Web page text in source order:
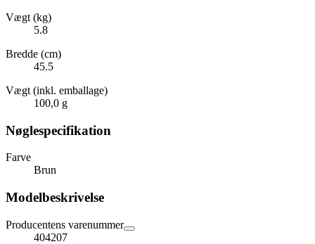
Vægt (kg)
5.8
Bredde (cm)
45.5
Vægt (inkl. emballage)
100,0 g
Nøglespecifikation
Farve
Brun
Modelbeskrivelse
Producentens varenummer
404207